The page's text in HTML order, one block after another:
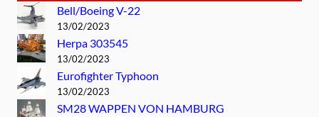
Bell/Boeing V-22
13/02/2023
Herpa 303545
13/02/2023
Eurofighter Typhoon
13/02/2023
SM28 WAPPEN VON HAMBURG